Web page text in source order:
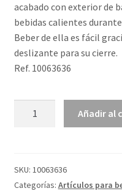
acabado con exterior de
bebidas calientes
Beber de ella es fácil
deslizante para su cierre.
Ref. 10063636
con
exterior
Añadir al
SKU: 10063636
Categorías: Artículos para